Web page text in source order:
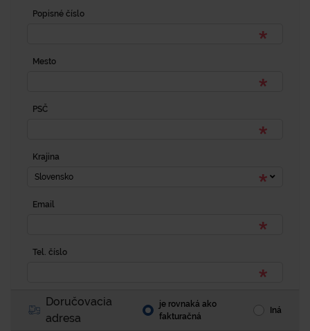
Popisné číslo
Mesto
PSČ
Krajina
Slovensko
Email
Tel. číslo
Doručovacia
adresa
je rovnaká ako
fakturačná
Iná